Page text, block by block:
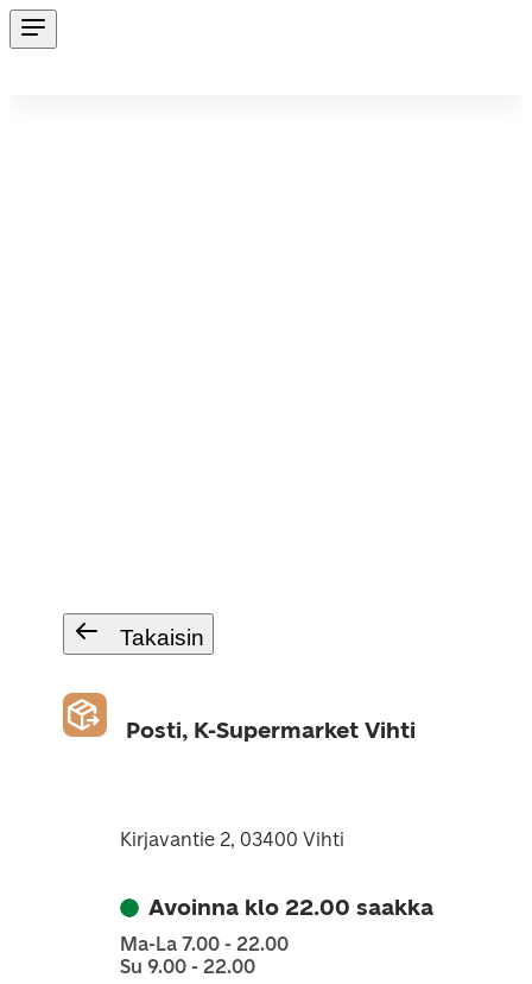
Takaisin
Posti, K-Supermarket Vihti
Kirjavantie 2, 03400 Vihti
Avoinna klo 22.00 saakka
Ma-La 7.00 - 22.00
Su 9.00 - 22.00